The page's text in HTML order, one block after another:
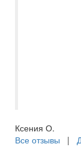
Ксения О.
Все отзывы |